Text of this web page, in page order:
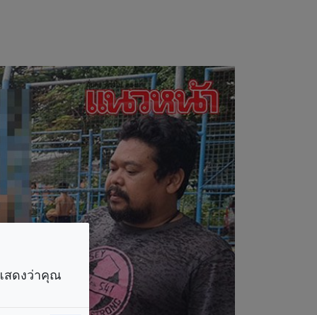
สดงว่าคุณ